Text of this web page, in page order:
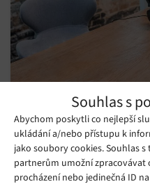
Souhlas s
Abychom poskytli co nejlepší
ukládání a/nebo přístupu k
jako soubory cookies. Souhlas
partnerům umožní zpracovávat
procházení nebo jedinečná ID
Facebook po
provoz své
Úterý 03. 05. 2022 Redakce
Facebook ukončuje provoz
rok po jejím spuštění.